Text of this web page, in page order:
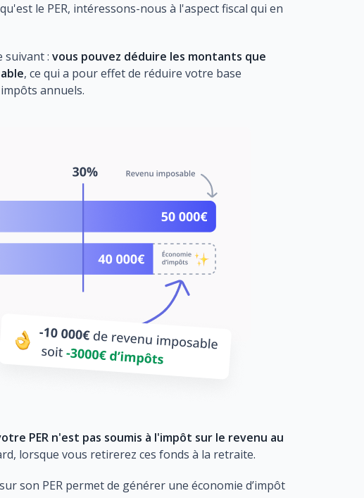
le PER, intéressons-nous à l'aspect fiscal qui en
suivant : vous pouvez déduire les montants que
, ce qui a pour effet de réduire votre base
annuels.
PER n'est pas soumis à l'impôt sur le revenu au
lorsque vous retirerez ces fonds à la retraite.
son PER permet de générer une économie d’impôt